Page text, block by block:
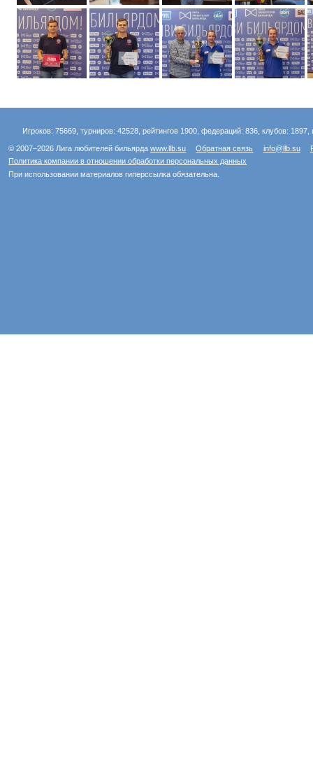
Игроков: 75669, турниров: 42528, рейтингов 1900, федераций: 836, клубов:
© 2007–2026 Лига любителей бильярдаwww.llb.su Обратная связь info@llb.su
Политика компании в отношении обработки персональных данных
При использовании материалов гиперссылка обязательна.